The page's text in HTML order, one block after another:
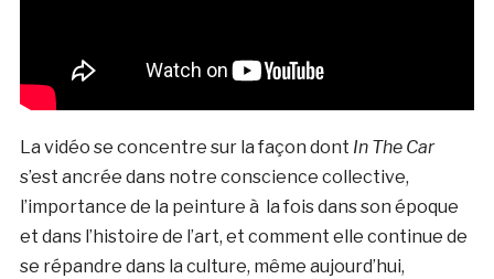
La vidéo se concentre sur la façon dont In The Car
s’est ancrée dans notre conscience collective,
l’importance de la peinture à la fois dans son époque
et dans l’histoire de l’art, et comment elle continue de
se répandre dans la culture, même aujourd’hui,